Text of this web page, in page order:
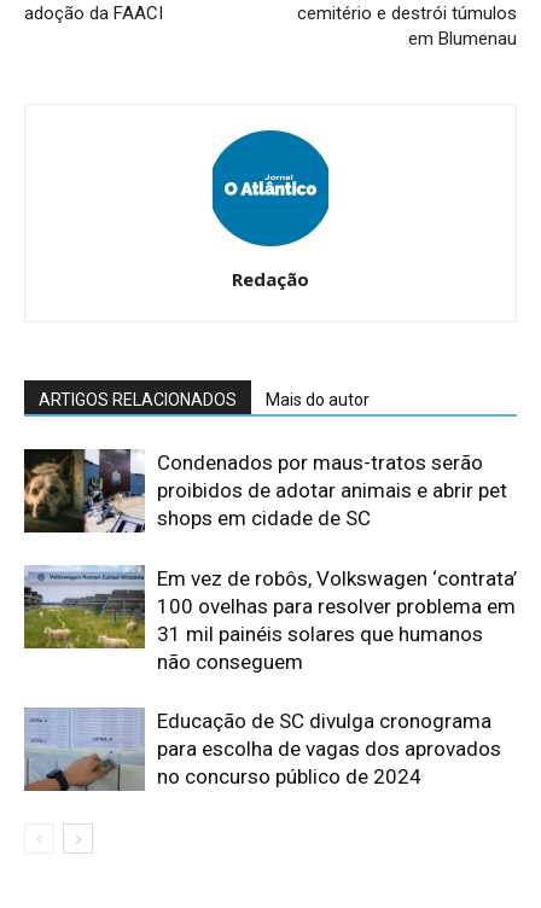
adoção da FAACI
cemitério e destrói túmulos
em Blumenau
Redação
ARTIGOS RELACIONADOS Mais do autor
Condenados por maus-tratos serão
proibidos de adotar animais e abrir pet
shops em cidade de SC
Em vez de robôs, Volkswagen ‘contrata’
100 ovelhas para resolver problema em
31 mil painéis solares que humanos
não conseguem
Educação de SC divulga cronograma
para escolha de vagas dos aprovados
no concurso público de 2024